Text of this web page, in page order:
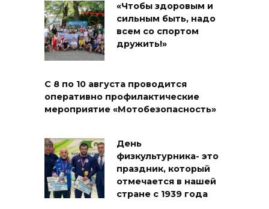
«Чтобы здоровым и
сильным быть, надо
всем со спортом
дружить!»
С 8 по 10 августа проводится
оперативно профилактические
мероприятие «Мотобезопасность»
День
физкультурника- это
праздник, который
отмечается в нашей
стране с 1939 года